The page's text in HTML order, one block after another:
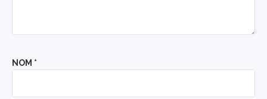
NOM *